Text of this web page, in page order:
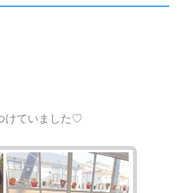
けていました♡